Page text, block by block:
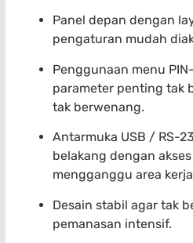
Panel depan dengan
pengaturan mudah
Penggunaan menu
parameter penting tak
tak berwenang.
Antarmuka USB / RS-
belakang dengan
mengganggu area
Desain stabil agar tak
pemanasan intensif.